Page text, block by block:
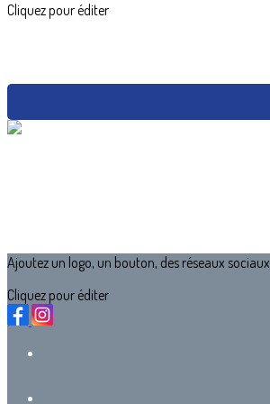
Cliquez pour éditer
Ajoutez un logo, un bouton, des réseaux sociaux
Cliquez pour éditer